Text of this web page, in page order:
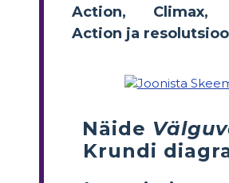
Action, Climax,
Action ja
Näide
Krundi